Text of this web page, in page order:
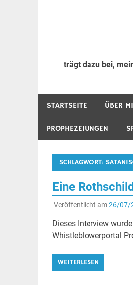
trägt dazu bei,
STARTSEITE ÜBER
PROPHEZEIUNGEN
SCHLAGWORT:
Eine
Veröffentlicht am26/07/
Dieses Interview
Whistleblowerportal
WEITERLESEN